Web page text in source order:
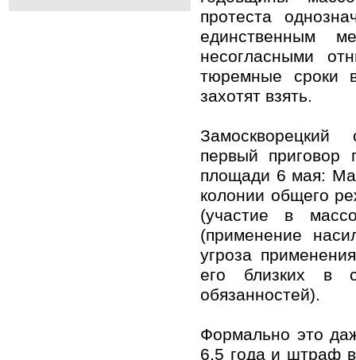
протеста
единственным
несогласными
тюремные сроки
захотят взять.
первый приговор
площади 6 мая:
колонии общего
(участие в
(применение
угроза
его близких в
обязанностей).
Формально это
6,5 года и штраф